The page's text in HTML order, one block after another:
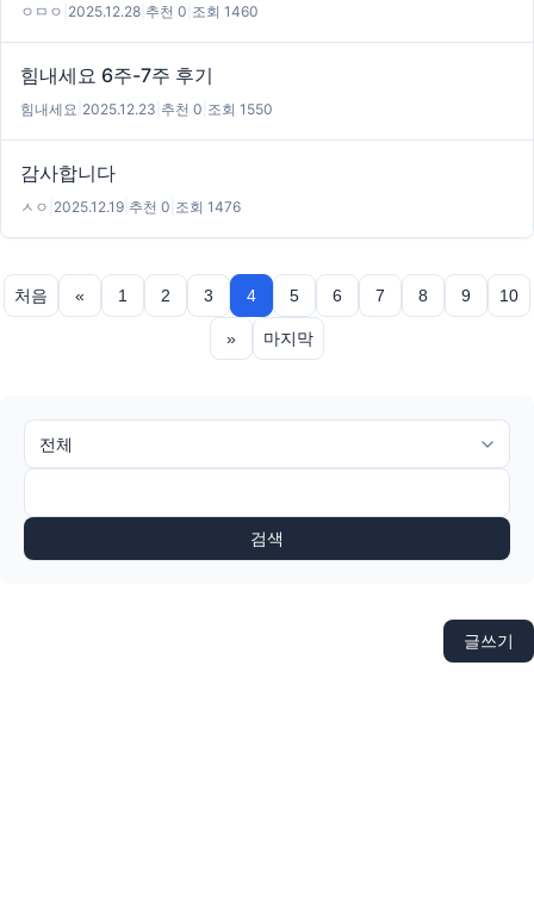
ㅇㅁㅇ 2025.12.28 추천 0 조회 1460
힘내세요 6주-7주 후기
힘내세요 2025.12.23 추천 0 조회 1550
감사합니다
ㅅㅇ 2025.12.19 추천 0 조회 1476
처음 « 1 2 3 4 5 6 7 8 9 10
» 마지막
검색
글쓰기